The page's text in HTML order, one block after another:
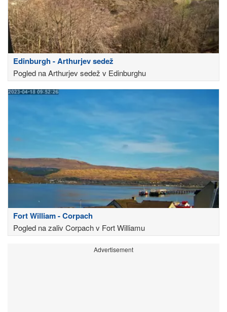
Edinburgh - Arthurjev sedež
Pogled na Arthurjev sedež v Edinburghu
Fort William - Corpach
Pogled na zaliv Corpach v Fort Williamu
Advertisement